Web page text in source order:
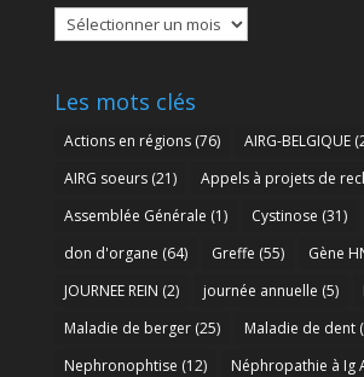
Les
archives
Les mots clés
Actions en régions(76) AIRG-BELGIQUE
AIRG soeurs(21) Appels à projets de
Assemblée Générale (1) Cystinose (31)
don d'organe (64) Greffe (55) Gène
JOURNEE REIN (2) journée annuelle (5)
Maladie de berger(25) Maladie de dent
Nephronophtise (12) Néphropathie à Ig